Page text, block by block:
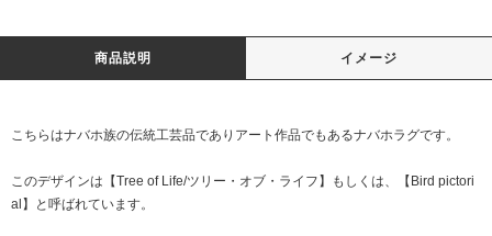
商品説明 イメージ
こちらはナバホ族の伝統工芸品でありアート作品でもあるナバホラグです。
このデザインは【Tree of Life/ツリー・オブ・ライフ】もしくは、【Bird pictori
al】と呼ばれています。